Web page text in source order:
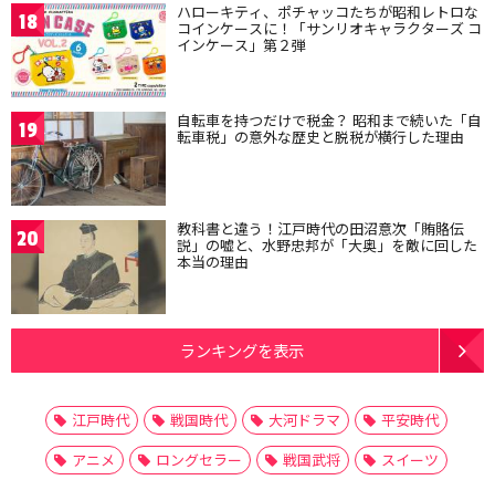
18 ハローキティ、ポチャッコたちが昭和レトロな
コインケースに！「サンリオキャラクターズ コ
インケース」第２弾
19 自転車を持つだけで税金？ 昭和まで続いた「自
転車税」の意外な歴史と脱税が横行した理由
20 教科書と違う！江戸時代の田沼意次「賄賂伝
説」の嘘と、水野忠邦が「大奥」を敵に回した
本当の理由
ランキングを表示
江戸時代 戦国時代 大河ドラマ
平安時代
アニメ
ロングセラー 戦国武将
スイーツ